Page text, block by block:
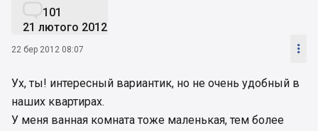
101
21 лютого 2012
22 бер 2012 08:07 
Ух, ты! интересный вариантик, но не очень удобный в
наших квартирах.
У меня ванная комната тоже маленькая, тем более